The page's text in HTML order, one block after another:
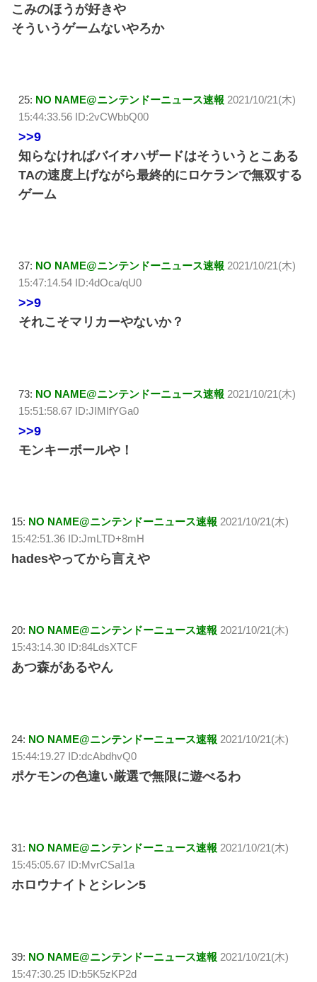
こみのほうが好きや
そういうゲームないやろか
25: NO NAME@ニンテンドーニュース速報 2021/10/21(木)
15:44:33.56 ID:2vCWbbQ00
>>9
知らなければバイオハザードはそういうとこある
TAの速度上げながら最終的にロケランで無双する
ゲーム
37: NO NAME@ニンテンドーニュース速報 2021/10/21(木)
15:47:14.54 ID:4dOca/qU0
>>9
それこそマリカーやないか？
73: NO NAME@ニンテンドーニュース速報 2021/10/21(木)
15:51:58.67 ID:JIMIfYGa0
>>9
モンキーボールや！
15: NO NAME@ニンテンドーニュース速報 2021/10/21(木)
15:42:51.36 ID:JmLTD+8mH
hadesやってから言えや
20: NO NAME@ニンテンドーニュース速報 2021/10/21(木)
15:43:14.30 ID:84LdsXTCF
あつ森があるやん
24: NO NAME@ニンテンドーニュース速報 2021/10/21(木)
15:44:19.27 ID:dcAbdhvQ0
ポケモンの色違い厳選で無限に遊べるわ
31: NO NAME@ニンテンドーニュース速報 2021/10/21(木)
15:45:05.67 ID:MvrCSaI1a
ホロウナイトとシレン5
39: NO NAME@ニンテンドーニュース速報 2021/10/21(木)
15:47:30.25 ID:b5K5zKP2d